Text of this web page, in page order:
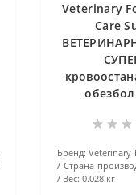
Veterinary
Care
Бренд: Veterinary
Страна-
Вес: 0.028 кг